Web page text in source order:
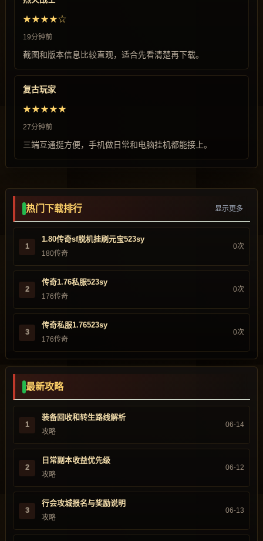
★★★★☆
19分钟前
截图和版本信息比较直观，适合先看清楚再下载。
复古玩家
★★★★★
27分钟前
三端互通挺方便，手机做日常和电脑挂机都能接上。
热门下载排行 显示更多
1
1.80传奇sf脱机挂刷元宝523sy
180传奇
0次
2
传奇1.76私服523sy
176传奇
0次
3
传奇私服1.76523sy
176传奇
0次
最新攻略
1
装备回收和转生路线解析
攻略
06-14
2
日常副本收益优先级
攻略
06-12
3
行会攻城报名与奖励说明
攻略
06-13